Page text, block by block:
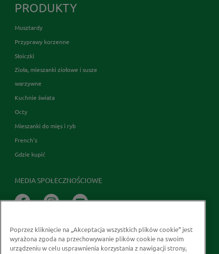
PRODUKTY
Musztardy
Przyprawy korzenne
Słoiczki
Zioła, mieszanki ziołowe i susze
warzywne
Kuchnie świata
Octy
Mieszanki do mięs i ryb
French's
Gdzie kupić
MEDIA SPOŁECZNOŚCIOWE
Poprzez kliknięcie na „Akceptacja wszystkich plików cookie” jest
wyrażona zgoda na przechowywanie plików cookie na swoim
urządzeniu w celu usprawnienia korzystania z nawigacji strony,